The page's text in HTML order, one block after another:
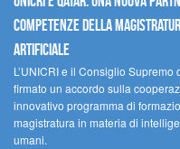
competenze della
artificiale
L’UNICRI e il Consiglio
firmato un accordo sulla
innovativo programma di
magistratura in materia di
umani.